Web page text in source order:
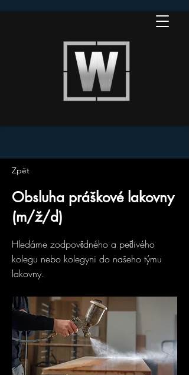
Zpět
Obsluha práškové lakovny
(m/ž/d)
Hledáme zodpovědného a pečlivého
kolegu nebo kolegyni do našeho týmu
lakovny.